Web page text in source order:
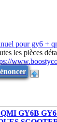
pour gy6 +
les pièces
GY6B